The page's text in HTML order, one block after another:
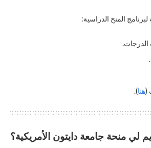
المنح الدراسية:
(هنا).
لي منحة جامعة دايتون الأمريكية؟